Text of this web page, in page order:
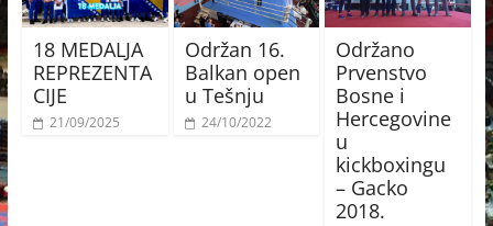
18 MEDALJA
REPREZENTA
CIJE
21/09/2025
Održan 16.
Balkan open
u Tešnju
24/10/2022
Održano
Prvenstvo
Bosne i
Hercegovine
u
kickboxingu
– Gacko
2018.